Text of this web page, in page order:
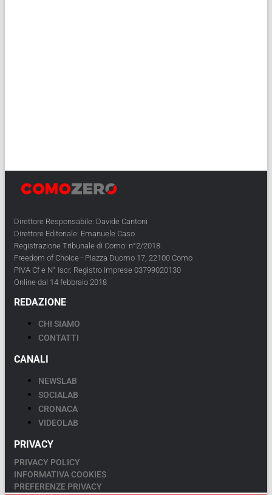
Direttore Responsabile: Davide Cantoni
Direttore Editoriale: Emanuele Caso
Registrazione Tribunale di Como: n°2/2018
Freedom of Choice - Piazza Duomo 17, 22100 Como
PIVA Cf e N° Iscr. Registro Imprese 03799020130
Online dal 14 febbraio 2018
REDAZIONE
CHI SIAMO
CONTATTI
CANALI
NEWSLAB
SOCIALAB
CRONACA
VIDEOLAB
PRIVACY
PRIVACY POLICY
INFORMATIVA COOKIES
PREFERENZE PRIVACY